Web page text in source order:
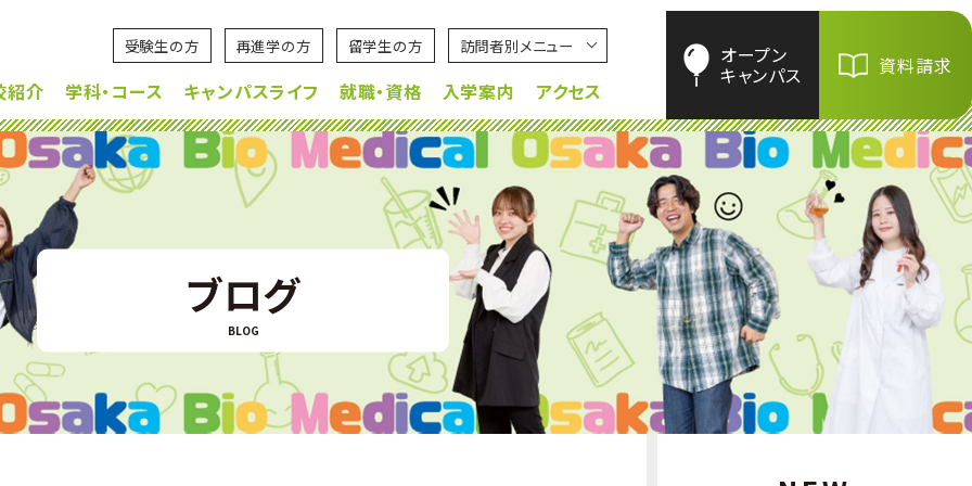
受験生の方 再進学の方 留学生の方 訪問者別メニュー
紹介 学科・コース キャンパスライフ 就職・資格 入学案内 アクセス
オープン
キャンパス 資料請求
ブログ
BLOG